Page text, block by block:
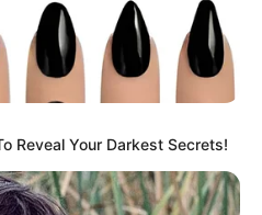
Reveal Your Darkest Secrets!